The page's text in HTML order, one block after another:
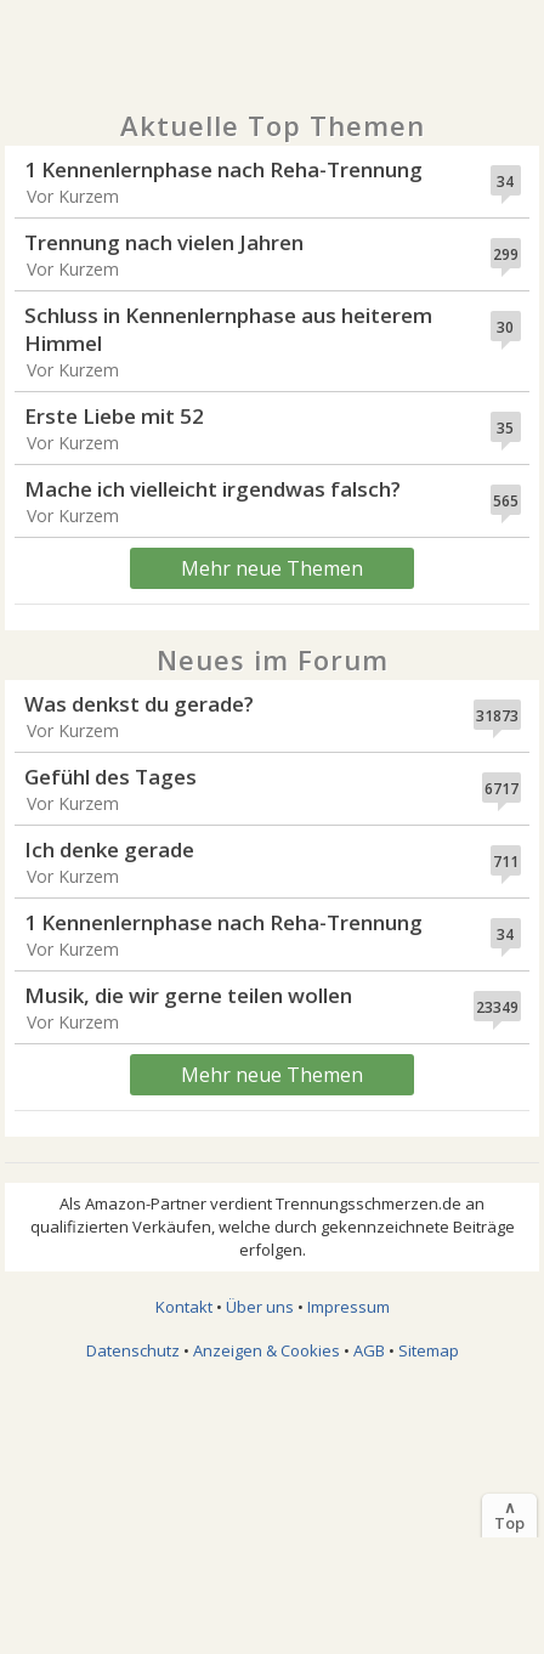
Aktuelle Top Themen
34
1 Kennenlernphase nach Reha-Trennung
Vor Kurzem
299
Trennung nach vielen Jahren
Vor Kurzem
30
Schluss in Kennenlernphase aus heiterem
Himmel
Vor Kurzem
35
Erste Liebe mit 52
Vor Kurzem
565
Mache ich vielleicht irgendwas falsch?
Vor Kurzem
Mehr neue Themen
Neues im Forum
31873
Was denkst du gerade?
Vor Kurzem
6717
Gefühl des Tages
Vor Kurzem
711
Ich denke gerade
Vor Kurzem
34
1 Kennenlernphase nach Reha-Trennung
Vor Kurzem
23349
Musik, die wir gerne teilen wollen
Vor Kurzem
Mehr neue Themen
Kontakt• Über uns • Impressum
Datenschutz • Anzeigen & Cookies • AGB • Sitemap
∧
Top